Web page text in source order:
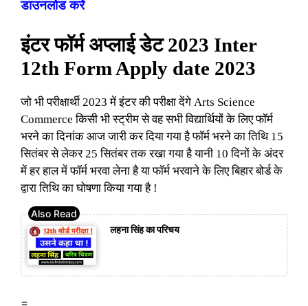
डाउनलोड करें
इंटर फॉर्म अप्लाई डेट 2023 Inter
12th Form Apply date 2023
जो भी परीक्षार्थी 2023 में इंटर की परीक्षा देंगे Arts Science
Commerce किसी भी स्ट्रीम से वह सभी विद्यार्थियों के लिए फॉर्म
भरने का दिनांक आज जारी कर दिया गया है फॉर्म भरने का तिथि 15
सितंबर से लेकर 25 सितंबर तक रखा गया है यानी 10 दिनों के अंदर
में हर हाल में फॉर्म भरवा लेना है या फॉर्म भरवाने के लिए बिहार बोर्ड के
द्वारा तिथि का घोषणा किया गया है !
लहना सिंह का परिचय
=